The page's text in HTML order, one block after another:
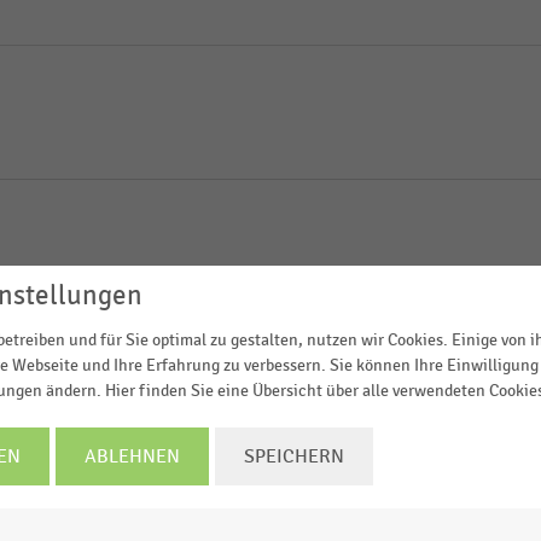
Online-Handelsplattform
bei Alibaba (2016-2026)
und für Sie optimal zu gestalten, nutzen wir Cookies. Einige von
Webseite und Ihre Erfahrung zu verbessern. Sie können Ihre
ändern. Hier finden Sie eine Übersicht über alle verwendeten
ABLEHNEN SPEICHERN